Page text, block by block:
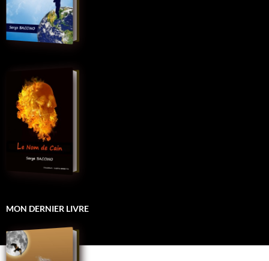
MON DERNIER LIVRE